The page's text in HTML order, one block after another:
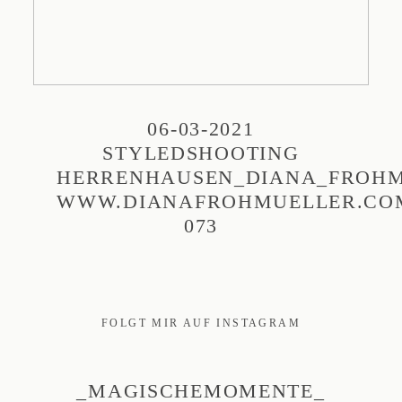
06-03-2021
STYLEDSHOOTING
073
FOLGT MIR AUF INSTAGRAM
_MAGISCHEMOMENTE_